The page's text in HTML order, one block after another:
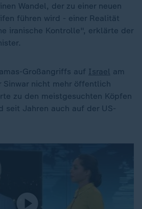
Wandel, der zu einer neuen
führen wird - einer Realität
iranische Kontrolle", erklärte der
Großangriffs auf Israel am
Sinwar nicht mehr öffentlich
zu den meistgesuchten Köpfen
seit Jahren auch auf der US-